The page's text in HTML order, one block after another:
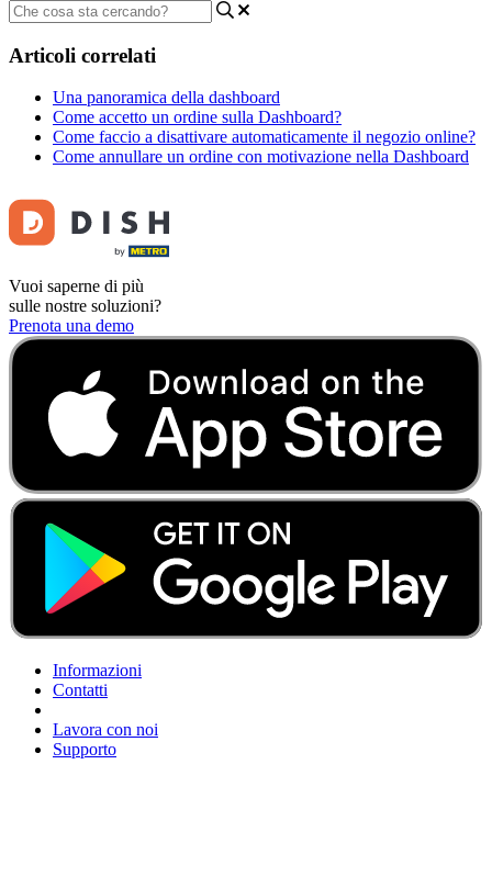
Articoli correlati
Una panoramica della dashboard
Come accetto un ordine sulla Dashboard?
Come faccio a disattivare automaticamente il negozio online?
Come annullare un ordine con motivazione nella Dashboard
Vuoi saperne di più
sulle nostre soluzioni?
Prenota una demo
Informazioni
Contatti
Lavora con noi
Supporto